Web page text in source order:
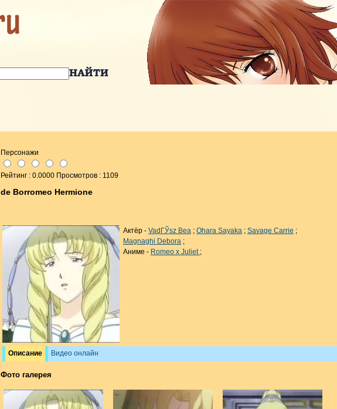
Персонажи
Рейтинг : 0.0000 Просмотров : 1109
de Borromeo Hermione
Актёр - VadГЎsz Bea ; Ohara Sayaka ; Savage Carrie ;
Magnaghi Debora ;
Аниме - Romeo x Juliet ;
Описание Видео онлайн
Фото галерея